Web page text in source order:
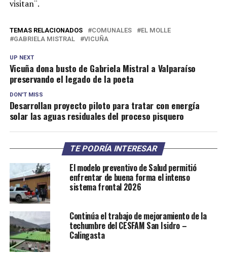
visitan¨.
TEMAS RELACIONADOS COMUNALES
EL MOLLE
GABRIELA MISTRAL
VICUÑA
UP NEXT
Vicuña dona busto de Gabriela Mistral a Valparaíso
preservando el legado de la poeta
DON'T MISS
Desarrollan proyecto piloto para tratar con energía
solar las aguas residuales del proceso pisquero
TE PODRÍA INTERESAR
El modelo preventivo de Salud permitió
enfrentar de buena forma el intenso
sistema frontal 2026
Continúa el trabajo de mejoramiento de la
techumbre del CESFAM San Isidro –
Calingasta